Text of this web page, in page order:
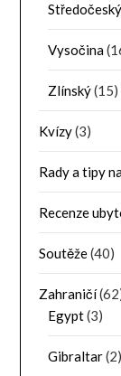
Středočeský
Vysočina
Zlínský(15)
Kvízy(3)
Rady a tipy
Recenze
Soutěže(40)
Zahraničí
Egypt(3)
Gibraltar(2)